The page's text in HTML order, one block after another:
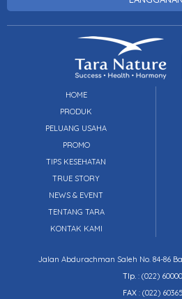
HOME
PRODUK
PELUANG USAHA
PROMO
TIPS KESEHATAN
TRUE STORY
NEWS & EVENT
TENTANG TARA
KONTAK KAMI
Jalan Abdurachman Saleh No. 84-86
Tlp. : (022)
FAX: (022)